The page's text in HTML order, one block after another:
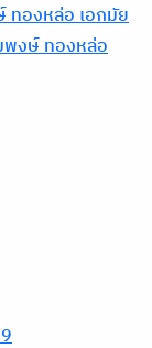
ทองหล่อ เอกมัย
พงษ์ ทองหล่อ